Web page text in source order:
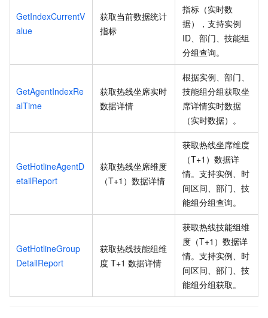
GetIndexCurrentV
alue
获取当前数据统计
指标
指标（实时数
据），支持实例
ID、部门、技能组
分组查询。
GetAgentIndexRe
alTime
获取热线坐席实时
数据详情
根据实例、部门、
技能组分组获取坐
席详情实时数据
（实时数据）。
GetHotlineAgentD
etailReport
获取热线坐席维度
（T+1）数据详情
获取热线坐席维度
（T+1）数据详
情。支持实例、时
间区间、部门、技
能组分组查询。
GetHotlineGroup
DetailReport
获取热线技能组维
度 T+1 数据详情
获取热线技能组维
度（T+1）数据详
情。支持实例、时
间区间、部门、技
能组分组获取。